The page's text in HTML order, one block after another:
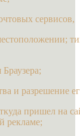
сервисов,
и разрешение
пришел на
рекламе;